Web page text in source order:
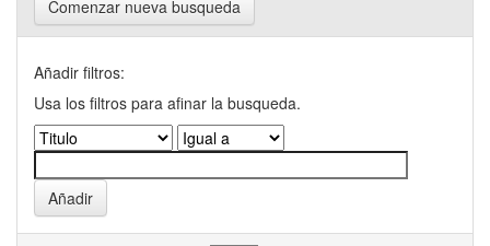
Comenzar nueva busqueda
Añadir filtros:
Usa los filtros para afinar la busqueda.